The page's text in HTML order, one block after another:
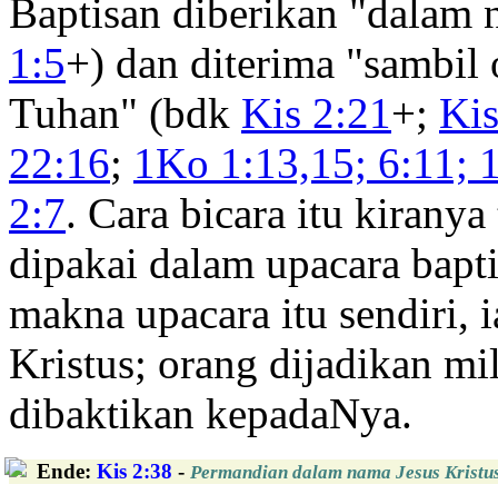
Baptisan diberikan "dalam
1:5+) dan diterima "sambil
Tuhan" (bdk Kis 2:21+;
22:16; 1Ko 1:13,15; 6:11;
2:7. Cara bicara itu
dipakai dalam upacara
makna upacara itu sendiri,
Kristus; orang dijadikan
dibaktikan kepadaNya.
Ende: Kis 2:38 - Permandian dalam nama Jesus